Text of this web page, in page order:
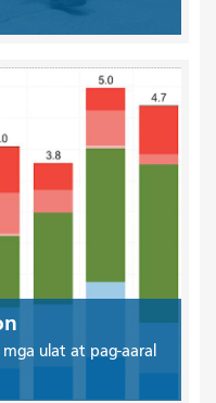
ulat at pag-aaral